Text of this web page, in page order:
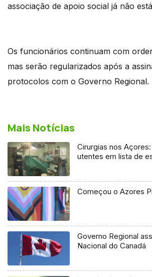
associação de apoio social já não
Os funcionários continuam com
mas serão regularizados após a
protocolos com o Governo Regional.
Mais Notícias
Cirurgias nos
utentes em lista de
Começou o Azores
Governo Regional
Nacional do Canadá